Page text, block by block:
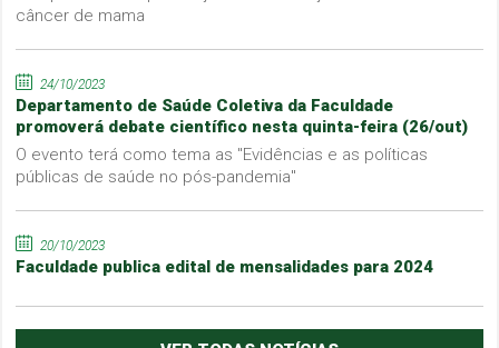
câncer de mama
24/10/2023
Departamento de Saúde Coletiva da Faculdade
promoverá debate científico nesta quinta-feira (26/out)
O evento terá como tema as "Evidências e as políticas
públicas de saúde no pós-pandemia"
20/10/2023
Faculdade publica edital de mensalidades para 2024